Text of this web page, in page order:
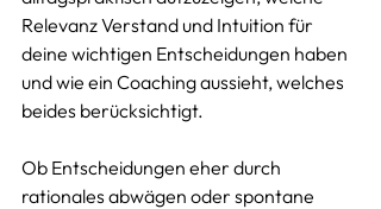
Relevanz Verstand und Intuition für
deine wichtigen Entscheidungen haben
und wie ein Coaching aussieht, welches
beides berücksichtigt.
Ob Entscheidungen eher durch
rationales abwägen oder spontane